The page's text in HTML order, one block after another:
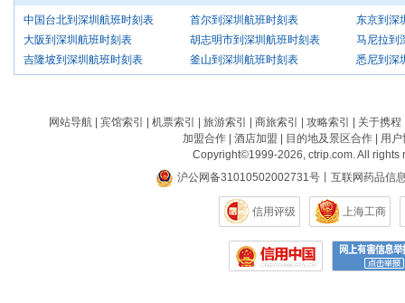
中国台北到深圳航班时刻表 首尔到深圳航班时刻表
东京到深
大阪到深圳航班时刻表
胡志明市到深圳航班时刻表
马尼拉到
吉隆坡到深圳航班时刻表
釜山到深圳航班时刻表 悉尼到深
网站导航| 宾馆索引 机票索引 旅游索引 商旅索引 攻略索引 关于携程
加盟合作
酒店加盟 目的地及景区合作
用户
Copyright©1999-2026, ctrip.com. All rights
沪公网备31010502002731号
互联网药品信
信用评级 上海工商